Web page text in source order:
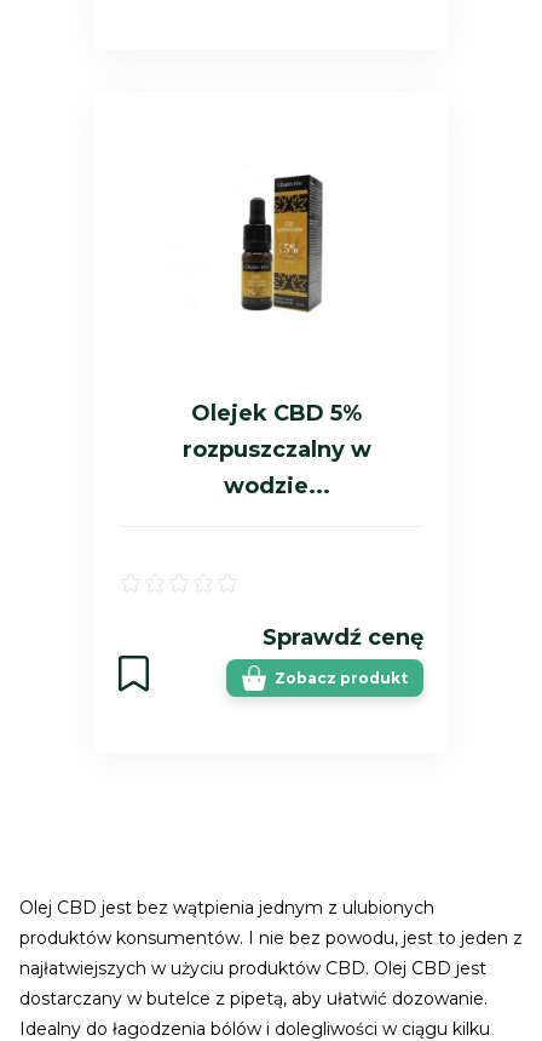
Olejek CBD 5%
rozpuszczalny w
wodzie...
Sprawdź cenę
Zobacz produkt
Olej CBD jest bez wątpienia jednym z ulubionych
produktów konsumentów. I nie bez powodu, jest to jeden z
najłatwiejszych w użyciu produktów CBD. Olej CBD jest
dostarczany w butelce z pipetą, aby ułatwić dozowanie.
Idealny do łagodzenia bólów i dolegliwości w ciągu kilku